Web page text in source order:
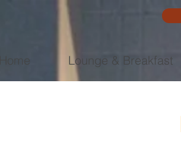
Home Lounge & Breakfast